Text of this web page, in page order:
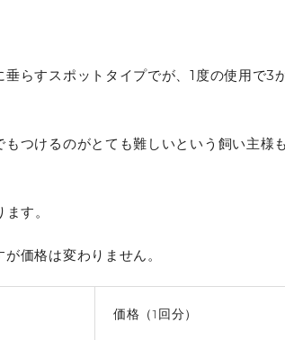
らすスポットタイプでが、1 度の使用で3
つけるのがとても難しいという飼い主様
す。
価格は変わりません。
価格（1回分）